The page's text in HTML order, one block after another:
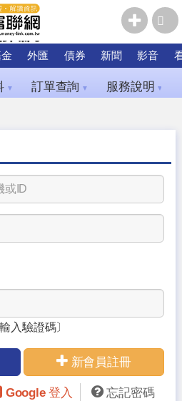
外匯 債券 新聞 影音
▼ 訂單查詢 ▼ 服務說明 ▼
輸入驗證碼〕
新會員註冊
Google 登入 忘記密碼